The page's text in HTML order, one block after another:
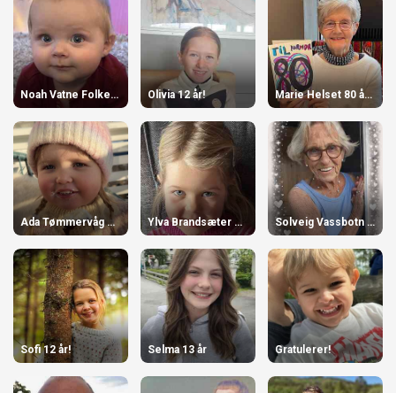
Noah Vatne Folkestad 1 år Olivia 12 år! Marie Helset 80 år 14. Mars
Ada Tømmervåg Engjaberg 4 år Ylva Brandsæter 5 år Solveig Vassbotn 90 år
Sofi 12 år! Selma 13 år Gratulerer!